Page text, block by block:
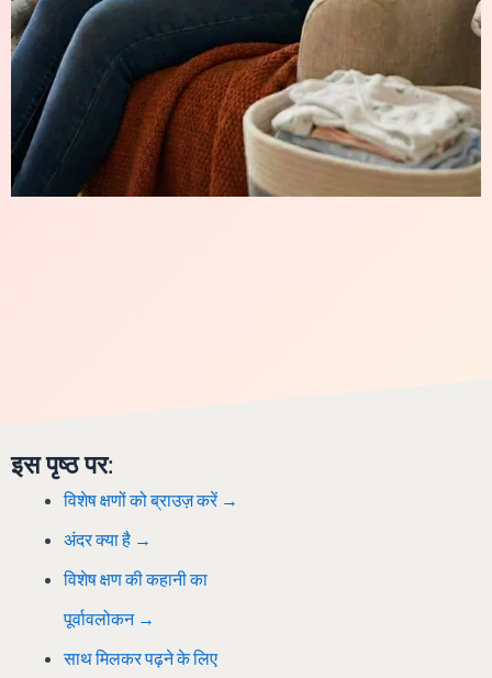
इस पृष्ठ पर:
विशेष क्षणों को ब्राउज़ करें →
अंदर क्या है →
विशेष क्षण की कहानी का
पूर्वावलोकन →
साथ मिलकर पढ़ने के लिए